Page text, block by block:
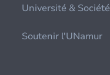
Université & Société
Soutenir l'UNamur